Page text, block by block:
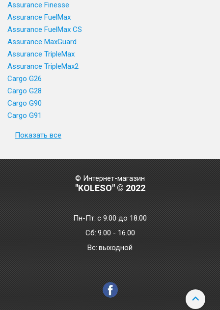
Assurance Finesse
Assurance FuelMax
Assurance FuelMax CS
Assurance MaxGuard
Assurance TripleMax
Assurance TripleMax2
Cargo G26
Cargo G28
Cargo G90
Cargo G91
Показать все
© Интернет-магазин
"KOLESO" © 2022
Пн-Пт:с 9.00 до 18.00
Сб: 9.00 - 16.00
Bc: выходной